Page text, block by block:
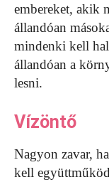
embereket, akik
állandóan
mindenki kell
állandóan a
lesni.
Vízöntő
Nagyon zavar,
kell